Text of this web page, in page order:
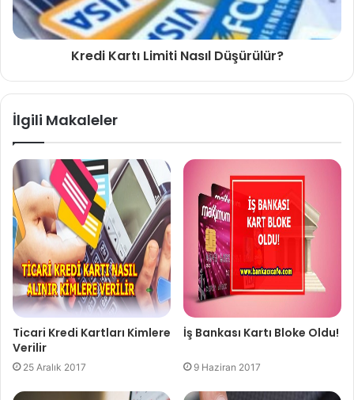
Kredi Kartı Limiti Nasıl Düşürülür?
İlgili Makaleler
Ticari Kredi Kartları Kimlere
Verilir
25 Aralık 2017
İş Bankası Kartı Bloke Oldu!
9 Haziran 2017